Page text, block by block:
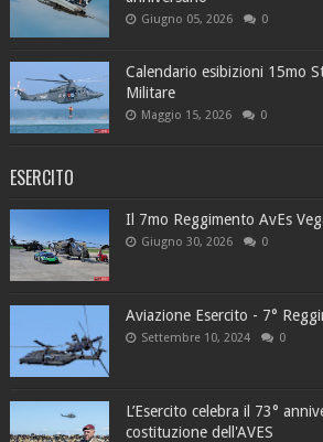
Giugno 05, 2026 0
Calendario esibizioni 15mo
Militare
Maggio 15, 2026 0
ESERCITO
Il 7mo Reggimento AvEs
Giugno 30, 2026 0
Aviazione Esercito - 7°
Settembre 10, 2024 0
L’Esercito celebra il 73°
costituzione dell'AVES